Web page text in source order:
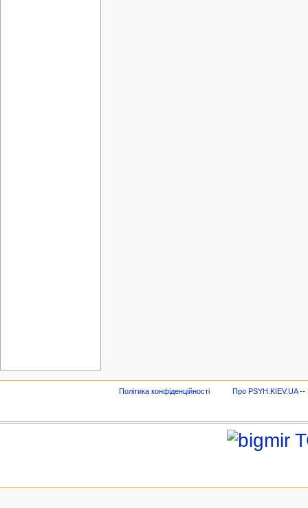
Політика конфіденційності Про PSYH.KIEV.UA --